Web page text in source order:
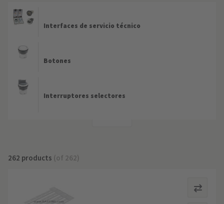
Interfaces de servicio técnico
Botones
Interruptores selectores
262 products (of 262)